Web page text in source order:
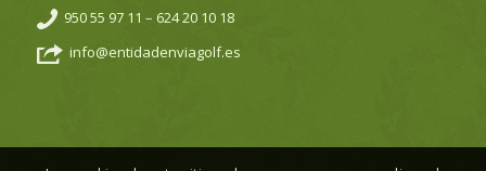
950 55 97 11 – 624 20 10 18
info@entidadenviagolf.es